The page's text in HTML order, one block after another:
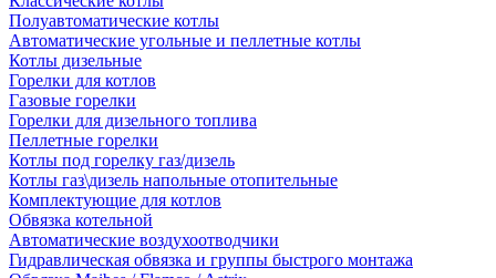
Полуавтоматические котлы
Автоматические угольные и пеллетные котлы
Котлы дизельные
Горелки для котлов
Газовые горелки
Горелки для дизельного топлива
Пеллетные горелки
Котлы под горелку газ/дизель
Котлы газ\дизель напольные отопительные
Комплектующие для котлов
Обвязка котельной
Автоматические воздухоотводчики
Гидравлическая обвязка и группы быстрого монтажа